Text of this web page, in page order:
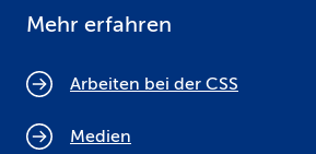
Mehr erfahren
Arbeiten bei der CSS
Medien